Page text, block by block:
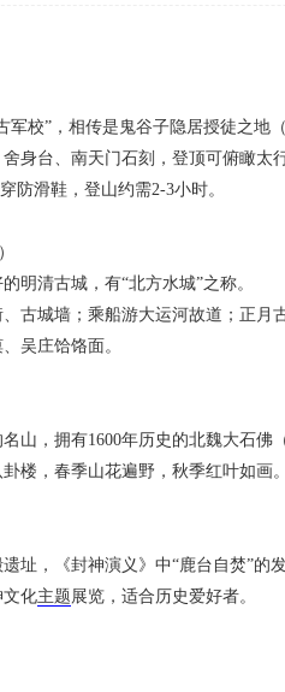
军校”，相传是鬼谷子隐居授徒之地
身台、南天门石刻，登顶可俯瞰太
防滑鞋，登山约需2-3小时。
明清古城，有“北方水城”之称。
古城墙；乘船游大运河故道；正月
吴庄饸饹面。
山，拥有1600年历史的北魏大石佛
楼，春季山花遍野，秋季红叶如画。
址，《封神演义》中“鹿台自焚”的
文化主题展览，适合历史爱好者。